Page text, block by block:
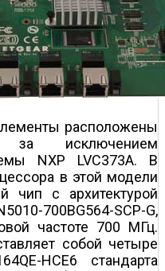
расположены
исключением
NXP LVC373A. В
в этой модели
чип с архитектурой
700BG564-SCP-G,
частоте 700 МГц.
собой четыре
HCE6 стандарта